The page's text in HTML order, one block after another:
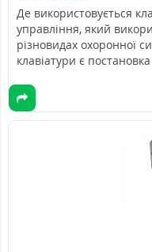
Де використовується
управління, який
різновидах охоронної
клавіатури є